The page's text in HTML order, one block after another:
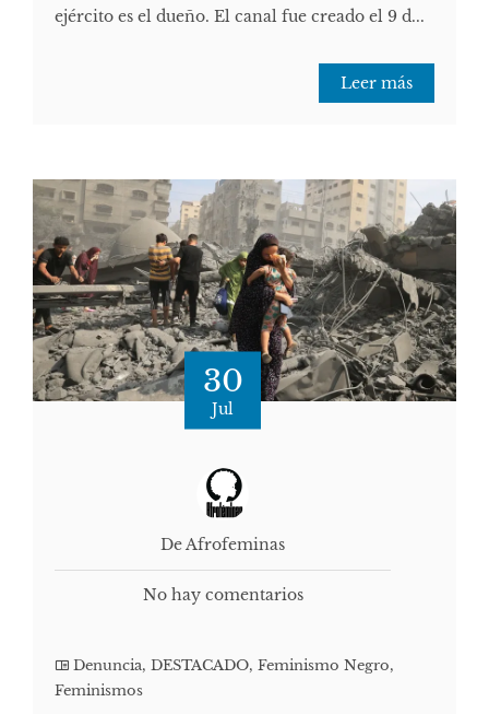
ejército es el dueño. El canal fue creado el 9 d...
Leer más
30
Jul
De Afrofeminas
No hay comentarios
Denuncia, DESTACADO, Feminismo Negro,
Feminismos